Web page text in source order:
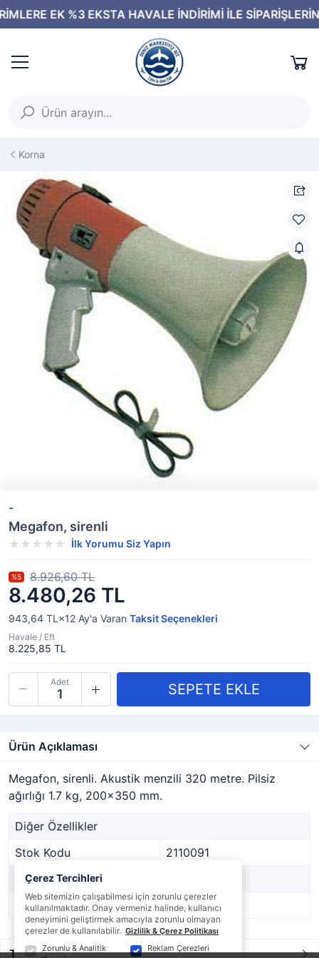
Korna
-
Megafon, sirenli
İlk Yorumu Siz Yapın
8.480,26 TL
%5 8.926,60 TL
943,64 TL×12 Ay'a Varan Taksit Seçenekleri
Havale / Eft
8.225,85 TL
Adet
Ürün Açıklaması
Megafon, sirenli. Akustik menzili 320 metre. Pilsiz
ağırlığı 1.7 kg, 200x350 mm.
Diğer Özellikler
Stok Kodu
2110091
Marka
Stok Durumu
Var
Taksit / Ödeme Seçenekleri
Çerez Tercihleri
Web sitemizin çalışabilmesi için zorunlu çerezler
kullanılmaktadır. Onay vermeniz halinde, kullanıcı
deneyimini geliştirmek amacıyla zorunlu olmayan
çerezler de kullanılabilir. Gizlilik & Çerez Politikası
Zorunlu & Analitik
Reklam Çerezleri